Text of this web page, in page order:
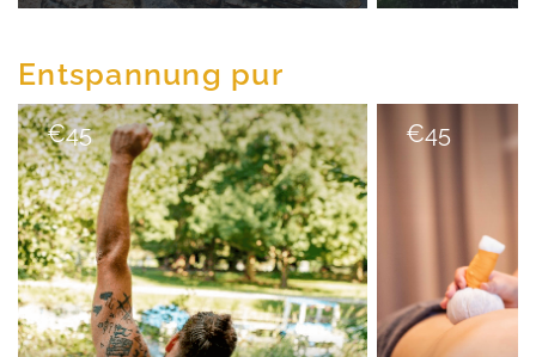
Entspannung pur
€45 €45